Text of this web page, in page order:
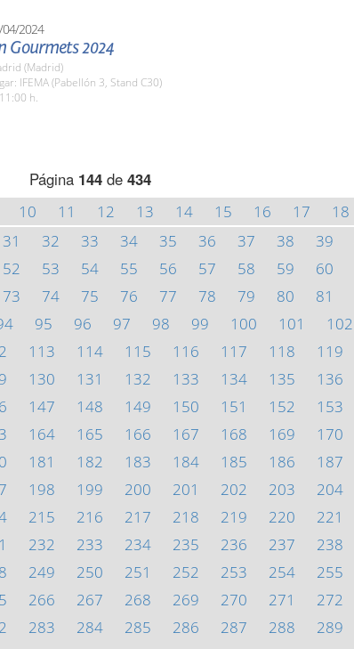
2024
Gourmets 2024
(Madrid)
IFEMA (Pabellón 3, Stand C30)
h.
Página 144de 434
10 11 12 13 14 15 16 17 18
31 32 33 34 35 36 37 38 39
52 53 54 55 56 57 58 59 60
73 74 75 76 77 78 79 80 81
95 96 97 98 99 100 101 102
113 114 115 116 117 118 119
130 131 132 133 134 135 136
147 148 149 150 151 152 153
164 165 166 167 168 169 170
181 182 183 184 185 186 187
198 199 200 201 202 203 204
215 216 217 218 219 220 221
232 233 234 235 236 237 238
249 250 251 252 253 254 255
266 267 268 269 270 271 272
283 284 285 286 287 288 289